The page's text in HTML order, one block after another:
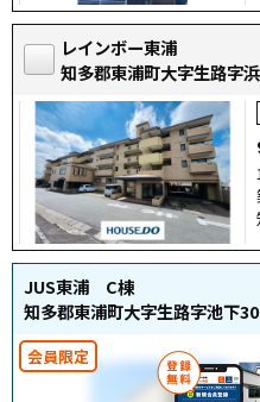
レインボー東浦
知多郡東浦町大字生路字
JUS東浦 C棟
知多郡東浦町大字生路字池下